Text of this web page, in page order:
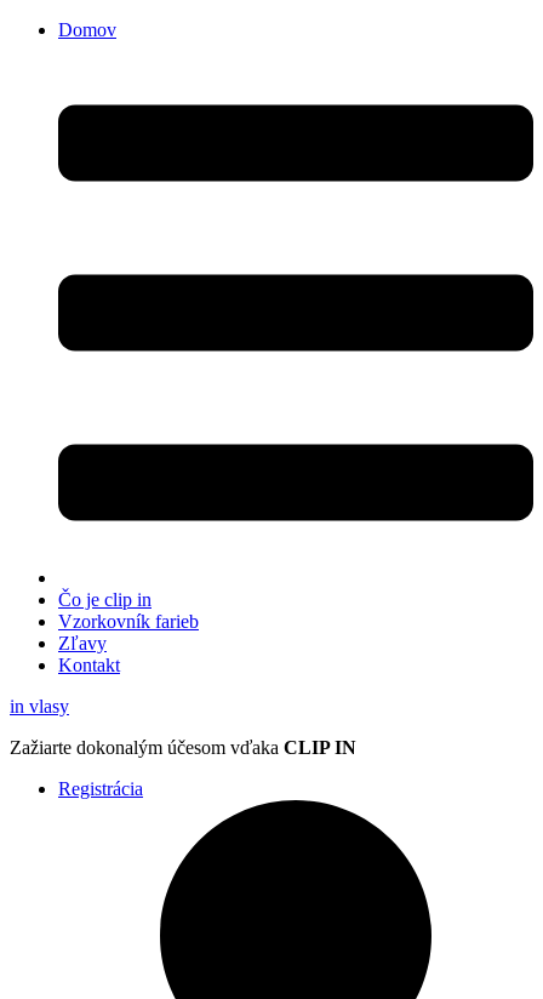
Domov
Čo je clip in
Vzorkovník farieb
Zľavy
Kontakt
in vlasy
Zažiarte dokonalým účesom vďaka CLIP IN
Registrácia